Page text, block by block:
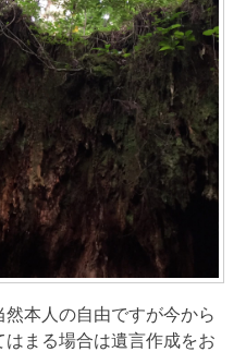
本人の自由ですが今から
まる場合は遺言作成をお